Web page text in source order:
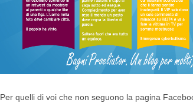
Per quelli di voi che non seguono la pagina